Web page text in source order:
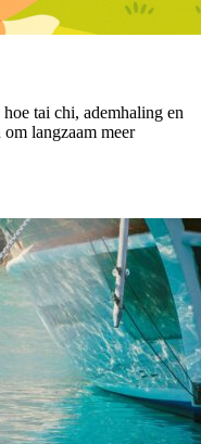
tai chi, ademhaling en
langzaam meer